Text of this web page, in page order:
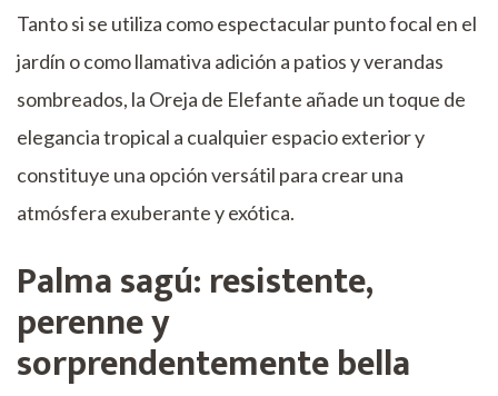
Tanto si se utiliza como espectacular punto focal en el
jardín o como llamativa adición a patios y verandas
sombreados, la Oreja de Elefante añade un toque de
elegancia tropical a cualquier espacio exterior y
constituye una opción versátil para crear una
atmósfera exuberante y exótica.
Palma sagú: resistente,
perenne y
sorprendentemente bella